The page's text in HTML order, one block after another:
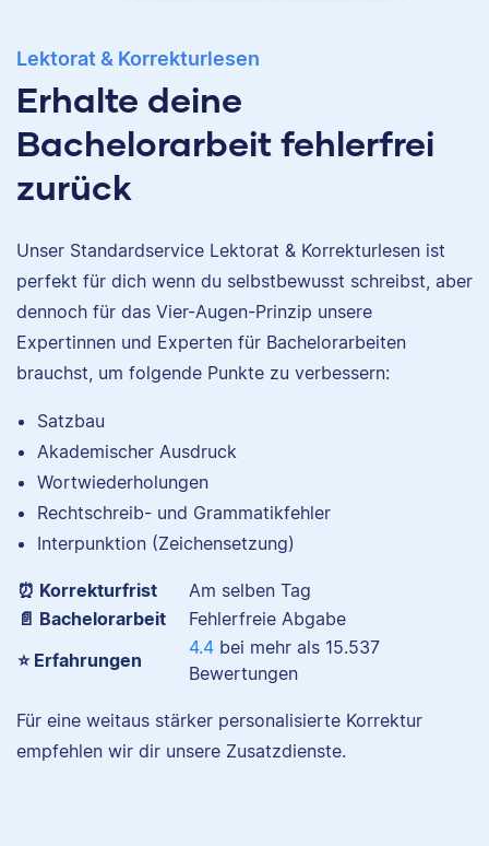
Lektorat & Korrekturlesen
Erhalte deine
Bachelorarbeit fehlerfrei
zurück
Unser Standardservice Lektorat & Korrekturlesen ist
perfekt für dich wenn du selbstbewusst schreibst, aber
dennoch für das Vier-Augen-Prinzip unsere
Expertinnen und Experten für Bachelorarbeiten
brauchst, um folgende Punkte zu verbessern:
Satzbau
Akademischer Ausdruck
Wortwiederholungen
Rechtschreib- und Grammatikfehler
Interpunktion (Zeichensetzung)
⏰ Korrekturfrist
Am selben Tag
📄 Bachelorarbeit
Fehlerfreie Abgabe
⭐ Erfahrungen
4.4 bei mehr als 15.537
Bewertungen
Für eine weitaus stärker personalisierte Korrektur
empfehlen wir dir unsere Zusatzdienste.
Nina
Nina hat Germanistik
und Musikerziehung
studiert, arbeitet als
Senior-Korrektorin für
Scribbr und begeistert
sich für alles, was mit
Sprache zu tun hat.
Albert
Verena